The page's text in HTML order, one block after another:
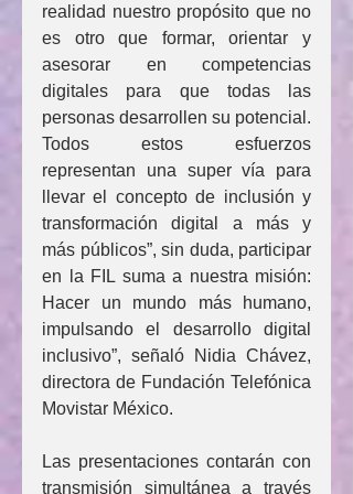
realidad nuestro propósito que no
es otro que formar, orientar y
asesorar en competencias
digitales para que todas las
personas desarrollen su potencial.
Todos estos esfuerzos
representan una super vía para
llevar el concepto de inclusión y
transformación digital a más y
más públicos”, sin duda, participar
en la FIL suma a nuestra misión:
Hacer un mundo más humano,
impulsando el desarrollo digital
inclusivo”, señaló Nidia Chávez,
directora de Fundación Telefónica
Movistar México.
Las presentaciones contarán con
transmisión simultánea a través